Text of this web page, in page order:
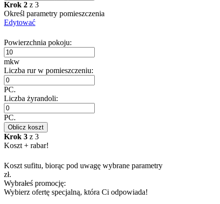
Krok 2 z 3
Określ parametry pomieszczenia
Edytować
Powierzchnia pokoju:
mkw
Liczba rur w pomieszczeniu:
PC.
Liczba żyrandoli:
PC.
Oblicz koszt
Krok 3 z 3
Koszt + rabar!
Koszt sufitu, biorąc pod uwagę wybrane parametry
zł.
Wybrałeś promocję:
Wybierz ofertę specjalną, która Ci odpowiada!